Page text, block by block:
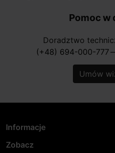
Pomoc w
Doradztwo
(+48) 694-000-777 horizontal_rule
Umów
Informacje
Zobacz